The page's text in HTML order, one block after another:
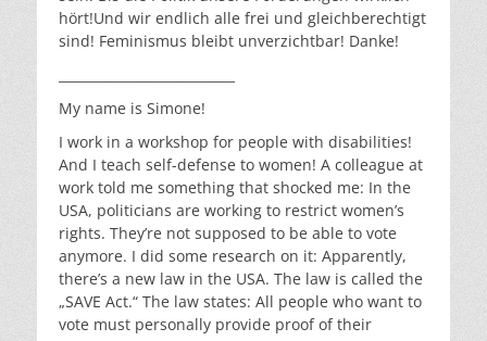
hört!Und wir endlich alle frei und gleichberechtigt
sind! Feminismus bleibt unverzichtbar! Danke!
My name is Simone!
I work in a workshop for people with disabilities!
And I teach self-defense to women! A colleague at
work told me something that shocked me: In the
USA, politicians are working to restrict women’s
rights. They’re not supposed to be able to vote
anymore. I did some research on it: Apparently,
there’s a new law in the USA. The law is called the
„SAVE Act.“ The law states: All people who want to
vote must personally provide proof of their